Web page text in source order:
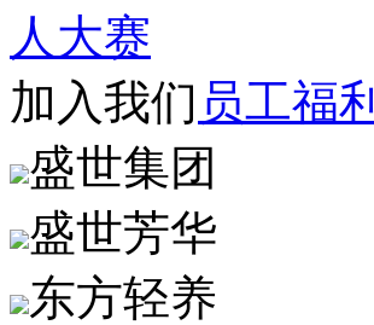
人大赛
加入我们 员工福利
盛世集团
盛世芳华
东方轻养